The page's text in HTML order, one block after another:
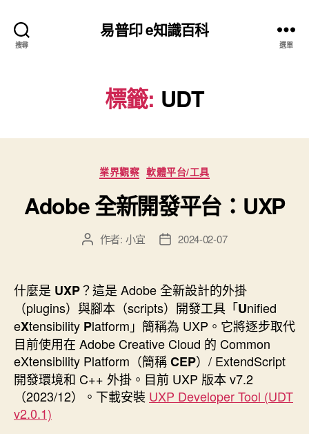
搜尋
易普印 e知識百科
選單
標籤: UDT
分
類
業界觀察 軟體平台/工具
Adobe 全新開發平台：UXP
文
者
作者: 小宜
文
佈
日
期
2024-02-07
什麼是 UXP？這是 Adobe 全新設計的外掛
（plugins）與腳本（scripts）開發工具「Unified
eXtensibility Platform」簡稱為 UXP。它將逐步取代
目前使用在 Adobe Creative Cloud 的 Common
eXtensibility Platform（簡稱CEP）/ ExtendScript
開發環境和 C++ 外掛。目前 UXP 版本 v7.2
（2023/12）。下載安裝 UXP Developer Tool (UDT
v2.0.1)